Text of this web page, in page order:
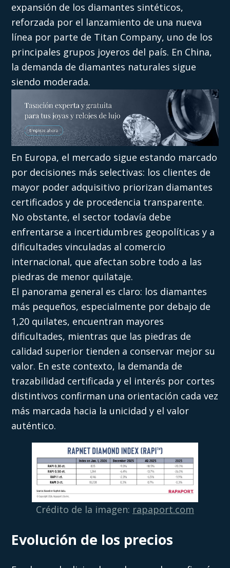
expansión de los diamantes sintéticos,
reforzada por el lanzamiento de una nueva
línea por parte de Titan Company, uno de los
principales grupos joyeros del país. En China,
la demanda de diamantes naturales sigue
siendo moderada.
En Europa, el mercado sigue estando marcado
por decisiones más selectivas: los clientes de
mayor poder adquisitivo priorizan diamantes
certificados y de procedencia transparente.
No obstante, el sector todavía debe
enfrentarse a incertidumbres geopolíticas y a
dificultades vinculadas al comercio
internacional, que afectan sobre todo a las
piedras de menor quilataje.
El panorama general es claro: los diamantes
más pequeños, especialmente por debajo de
1,20 quilates, encuentran mayores
dificultades, mientras que las piedras de
calidad superior tienden a conservar mejor su
valor. En este contexto, la demanda de
trazabilidad certificada y el interés por cortes
distintivos confirman una orientación cada vez
más marcada hacia la unicidad y el valor
auténtico.
Crédito de la imagen: rapaport.com
Evolución de los precios